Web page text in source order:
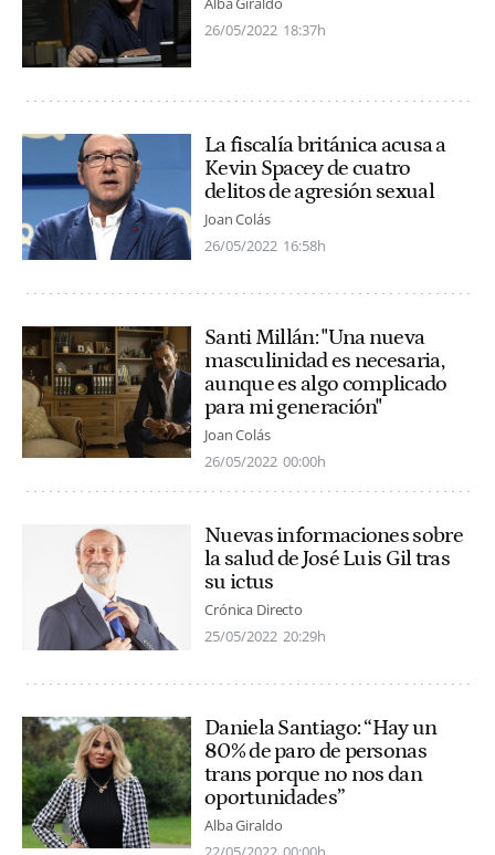
26/05/2022 18:37h
La fiscalía británica acusa a
Kevin Spacey de cuatro
delitos de agresión sexual
Joan Colás
26/05/2022 16:58h
Santi Millán: "Una nueva
masculinidad es necesaria,
aunque es algo complicado
para mi generación"
Joan Colás
26/05/2022 00:00h
Nuevas informaciones sobre
la salud de José Luis Gil tras
su ictus
Crónica Directo
25/05/2022 20:29h
Daniela Santiago: “Hay un
80% de paro de personas
trans porque no nos dan
oportunidades”
Alba Giraldo